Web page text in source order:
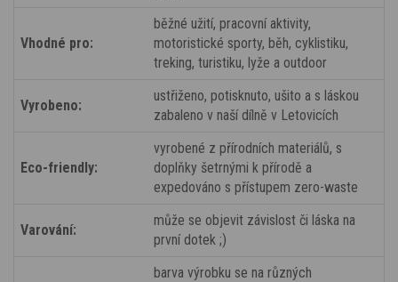
Vhodné pro:
běžné užití, pracovní aktivity,
motoristické sporty, běh, cyklistiku,
treking, turistiku, lyže a outdoor
Vyrobeno:
ustřiženo, potisknuto, ušito a s láskou
zabaleno v naší dílně v Letovicích
Eco-friendly:
vyrobené z přírodních materiálů, s
doplňky šetrnými k přírodě a
expedováno s přístupem zero-waste
Varování:
může se objevit závislost či láska na
první dotek ;)
barva výrobku se na různých